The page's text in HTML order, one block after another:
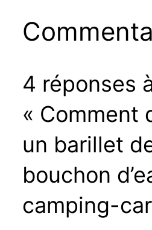
4 réponses
« Comment
un barillet
bouchon
camping-